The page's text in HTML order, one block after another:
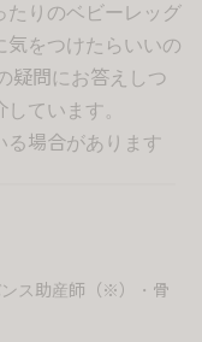
たりのベビーレッグ
気をつけたらいいの
疑問にお答えしつ
ています。
場合があります
ス助産師（※）・骨